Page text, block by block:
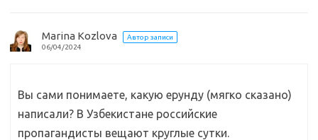
Marina Kozlova
Автор записи
06/04/2024
Вы сами понимаете, какую ерунду (мягко сказано)
написали? В Узбекистане российские
пропагандисты вещают круглые сутки.